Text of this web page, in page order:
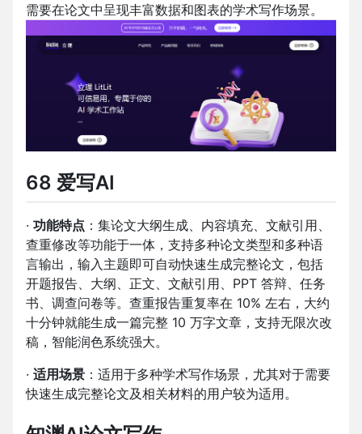
需要在论文中呈现丰富数据和图表的学术写作场景。
68 爱写AI
· 功能特点 ：集论文大纲生成、内容填充、文献引用、
查重修改等功能于一体，支持多种论文类型和多种语
言输出，输入主题即可自动快速生成完整论文，包括
开题报告、大纲、正文、文献引用、PPT 答辩、任务
书、调查问卷等。查重报告重复率在 10% 左右，大约
十分钟就能生成一篇完整 10 万字文章，支持无限次改
稿，智能润色系统强大。
· 适用场景 ：适用于多种学术写作场景，尤其对于需要
快速生成完整论文及相关材料的用户较为适用。